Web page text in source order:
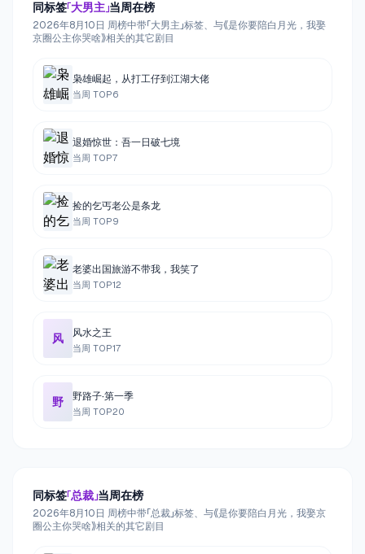
同标签「大男主」当周在榜
2026年8月10日 周榜中带「大男主」标签、与《是你要陪白月光，我娶
京圈公主你哭啥》相关的其它剧目
枭雄崛起，从打工仔到江湖大佬
当周 TOP6
退婚惊世：吾一日破七境
当周 TOP7
捡的乞丐老公是条龙
当周 TOP9
老婆出国旅游不带我，我笑了
当周 TOP12
风 风水之王
当周 TOP17
野 野路子·第一季
当周 TOP20
同标签「总裁」当周在榜
2026年8月10日 周榜中带「总裁」标签、与《是你要陪白月光，我娶京
圈公主你哭啥》相关的其它剧目